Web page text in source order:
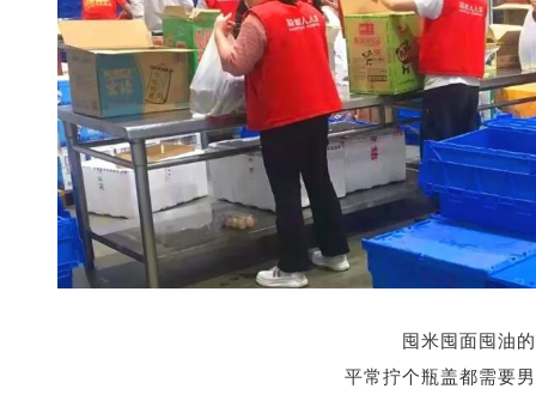
囤米囤面囤油
平常拧个瓶盖都需要